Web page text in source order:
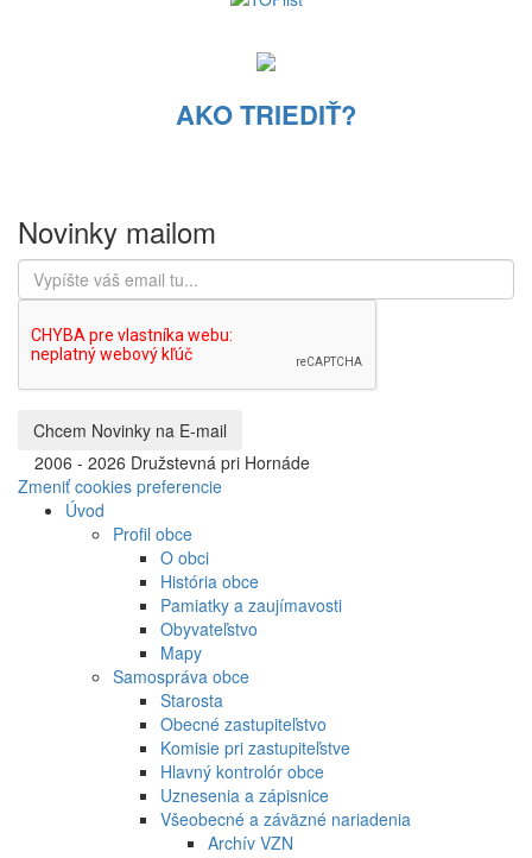
AKO TRIEDIŤ?
Novinky mailom
2006 - 2026 Družstevná pri Hornáde
Zmeniť cookies preferencie
Úvod
Profil obce
O obci
História obce
Pamiatky a zaujímavosti
Obyvateľstvo
Mapy
Samospráva obce
Starosta
Obecné zastupiteľstvo
Komisie pri zastupiteľstve
Hlavný kontrolór obce
Uznesenia a zápisnice
Všeobecné a záväzné nariadenia
Archív VZN